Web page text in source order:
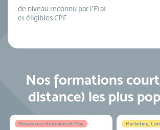
de niveau reconnu par l’Etat
et éligibles CPF
Nos formations
distance) les plus
Ressources Humaines et Paie Marketing,